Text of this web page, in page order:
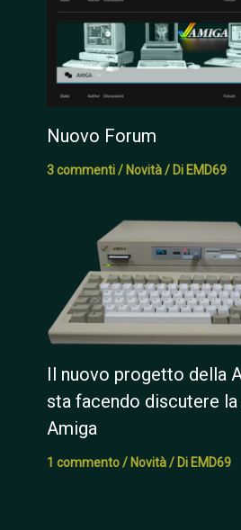
Nuovo Forum
3 commenti / Novità/ Di EMD69
Il nuovo progetto della
sta facendo discutere
Amiga
1 commento / Novità/ Di EMD69